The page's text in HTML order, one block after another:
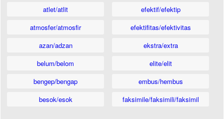
atlet/atlit
atmosfer/atmosfir
azan/adzan
belum/belom
bengep/bengap
besok/esok
efektif/efektip
efektifitas/efektivitas
ekstra/extra
elite/elit
embus/hembus
faksimile/faksimili/faksimil